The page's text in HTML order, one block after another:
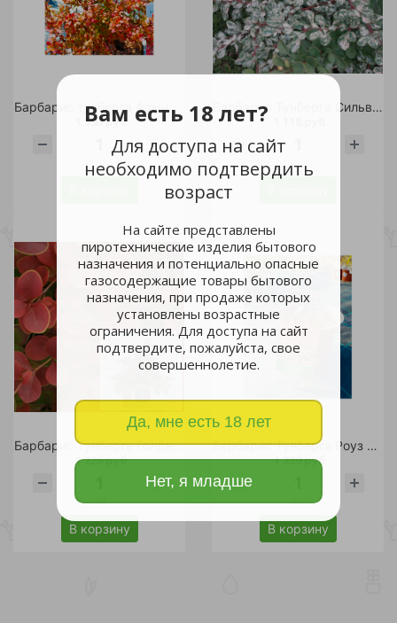
Вам есть 18 лет?
Для доступа на сайт
необходимо подтвердить
возраст
На сайте представлены
пиротехнические изделия бытового
назначения и потенциально опасные
газосодержащие товары бытового
назначения, при продаже которых
установлены возрастные
ограничения. Для доступа на сайт
подтвердите, пожалуйста, свое
совершеннолетие.
Да, мне есть 18 лет
Нет, я младше
Барбарис тунберга Адмирейшн С3 1шт /Berberis thunbergii Admiration
1 593 руб.
Барбарис Тунберга Сильвер Бьюти С2 1шт / Berberis thunbergii Silver Beauty
Барбарис Тунберга Голден Ринг С2 1шт
1 226 руб.
шт
В корзину
Барбарис Тунберга Роуз Глоу С3 1шт/Berberis thunbergii Rose Glow
1 239 руб.
шт
В корзину